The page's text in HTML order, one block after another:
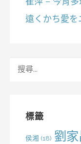
遠くかち愛を
標籤
侯湘 (18) 劉家